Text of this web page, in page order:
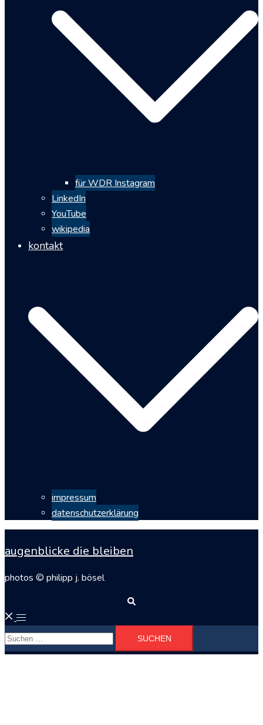
für WDR Instagram
LinkedIn
YouTube
wikipedia
kontakt
impressum
datenschutzerklärung
augenblicke die bleiben
photos © philipp j. bösel
Menü
umschalten
Suchen
nach: